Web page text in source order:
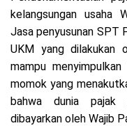
kelangsungan usaha
Jasa penyusunan SPT
UKM yang dilakukan
mampu
momok yang
bahwa dunia pajak
dibayarkan oleh Wajib